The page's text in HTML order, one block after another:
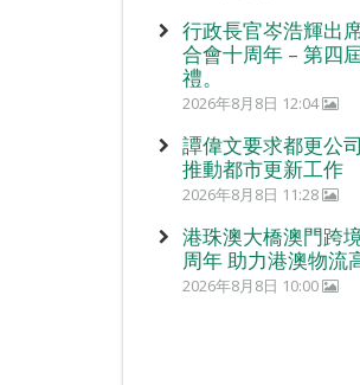
行政長官岑浩輝出
合會十周年 – 第四
禮。
2026年8月8日 12:04
譚偉文要求都更公
推動都市更新工作
2026年8月8日 11:28
港珠澳大橋澳門跨
周年 助力港澳物流
2026年8月8日 10:00